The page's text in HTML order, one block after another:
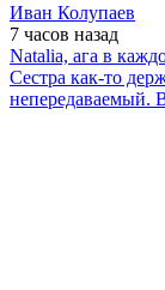
Иван Колупаев
7 часов назад
Natalia, ага в
Сестра как-то
непередаваемый.